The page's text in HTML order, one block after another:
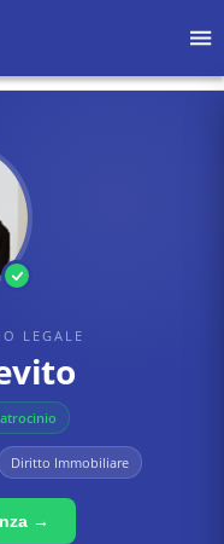
LEGALE
Diritto Immobiliare
→